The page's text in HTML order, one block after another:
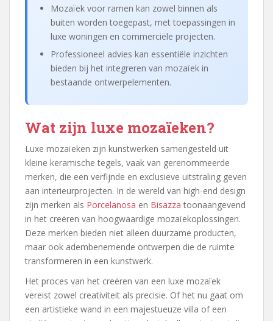
Mozaïek voor ramen kan zowel binnen als
buiten worden toegepast, met toepassingen in
luxe woningen en commerciële projecten.
Professioneel advies kan essentiële inzichten
bieden bij het integreren van mozaïek in
bestaande ontwerpelementen.
Wat zijn luxe mozaïeken?
Luxe mozaïeken zijn kunstwerken samengesteld uit
kleine keramische tegels, vaak van gerenommeerde
merken, die een verfijnde en exclusieve uitstraling geven
aan interieurprojecten. In de wereld van high-end design
zijn merken als Porcelanosa en Bisazza toonaangevend
in het creëren van hoogwaardige mozaïekoplossingen.
Deze merken bieden niet alleen duurzame producten,
maar ook adembenemende ontwerpen die de ruimte
transformeren in een kunstwerk.
Het proces van het creëren van een luxe mozaïek
vereist zowel creativiteit als precisie. Of het nu gaat om
een artistieke wand in een majestueuze villa of een